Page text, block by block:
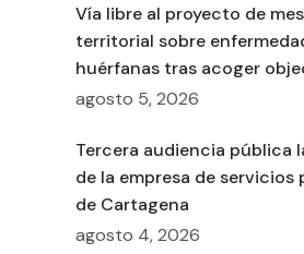
Vía libre al proyecto de
territorial sobre
huérfanas tras acoger
agosto 5, 2026
Tercera audiencia pública
de la empresa de servicios
de Cartagena
agosto 4, 2026